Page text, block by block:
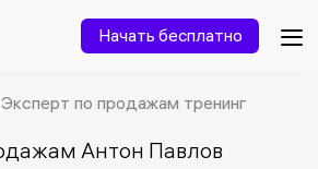
Начать бесплатно
Эксперт по продажам тренинг